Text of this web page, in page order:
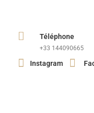
Téléphone
+33 144090665​
Instagram